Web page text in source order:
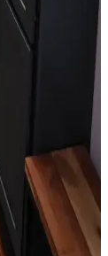
ve
ve sanat